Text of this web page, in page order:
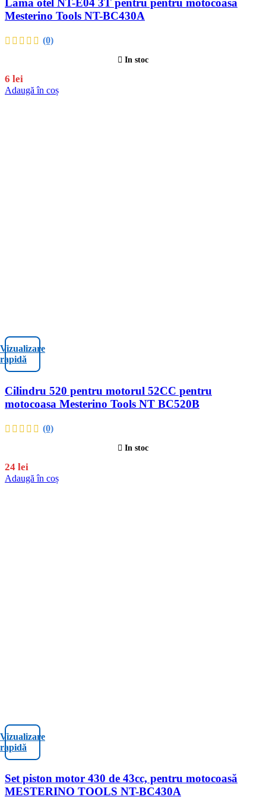
Lama otel NT-E04 3T pentru pentru motocoasa
Mesterino Tools NT-BC430A
(0)
In stoc
6 lei
Adaugă în coș
Vizualizare
rapidă
Cilindru 520 pentru motorul 52CC pentru
motocoasa Mesterino Tools NT BC520B
(0)
In stoc
24 lei
Adaugă în coș
Vizualizare
rapidă
Set piston motor 430 de 43cc, pentru motocoasă
MESTERINO TOOLS NT-BC430A